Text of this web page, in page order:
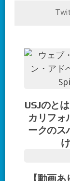
USJのと
カリフォ
ークのス
【動画